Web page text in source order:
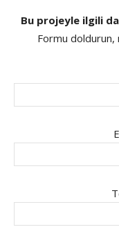
Bu projeyle ilgili
Formu doldurun,